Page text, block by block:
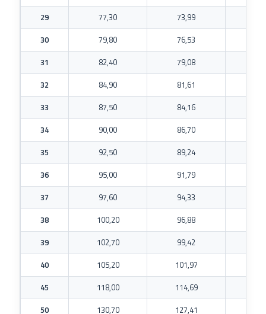
29
77,30 73,99
30
79,80 76,53
31
82,40 79,08
32
84,90 81,61
33
87,50 84,16
34
90,00 86,70
35
92,50 89,24
36
95,00 91,79
37
97,60 94,33
38
100,20 96,88
39
102,70 99,42
40
105,20 101,97
45
118,00 114,69
50
130,70 127,41